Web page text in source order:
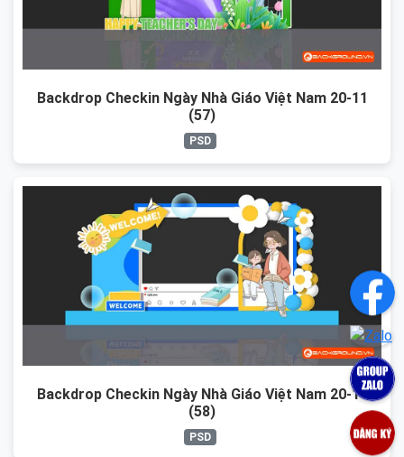
Backdrop Checkin Ngày Nhà Giáo Việt Nam 20-11
(57)
PSD
Backdrop Checkin Ngày Nhà Giáo Việt Nam 20-11
(58)
PSD